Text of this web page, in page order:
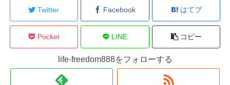
Twitter Facebook はてブ
Pocket LINE コピー
life-freedom888をフォローする